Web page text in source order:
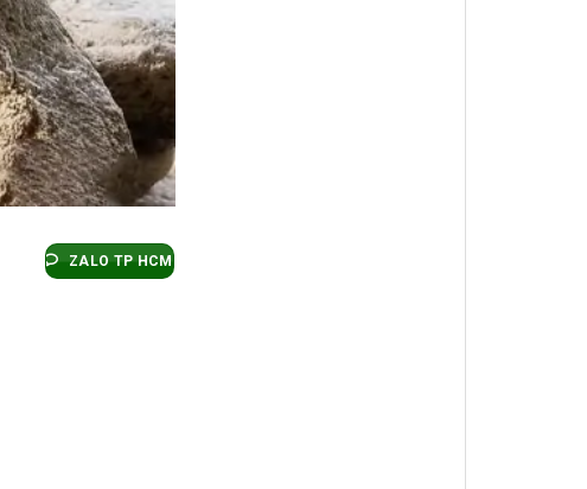
ZALO TP HCM